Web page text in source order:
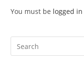
You must be logged in
Search
this